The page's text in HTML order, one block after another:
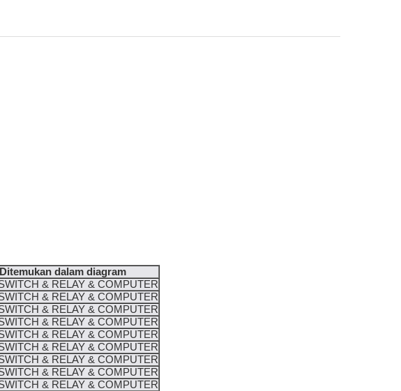
Ditemukan dalam diagram
& RELAY & COMPUTER
& RELAY & COMPUTER
& RELAY & COMPUTER
& RELAY & COMPUTER
& RELAY & COMPUTER
& RELAY & COMPUTER
& RELAY & COMPUTER
& RELAY & COMPUTER
& RELAY & COMPUTER